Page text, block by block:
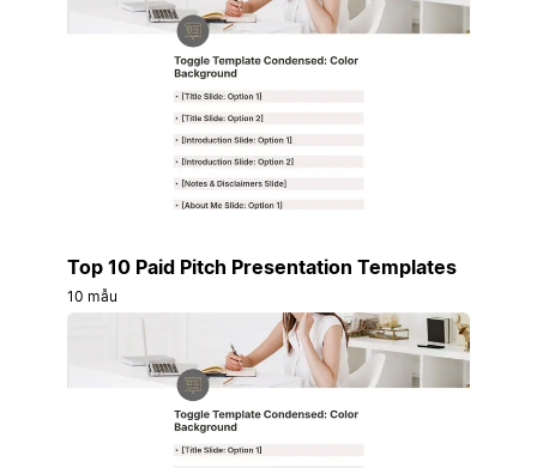
Top 10 Paid Pitch Presentation Templates
10 mẫu